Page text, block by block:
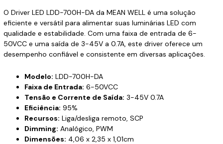
O Driver LED LDD-700H-DA da MEAN WELL é uma solução
eficiente e versátil para alimentar suas luminárias LED com
qualidade e estabilidade. Com uma faixa de entrada de 6-
50VCC e uma saída de 3-45V a 0.7A, este driver oferece um
desempenho confiável e consistente em diversas aplicações.
Modelo: LDD-700H-DA
Faixa de Entrada: 6-50VCC
Tensão e Corrente de Saída: 3-45V 0.7A
Eficiência: 95%
Recursos: Liga/desliga remoto, SCP
Dimming: Analógico, PWM
Dimensões: 4,06 x 2,35 x 1,01cm